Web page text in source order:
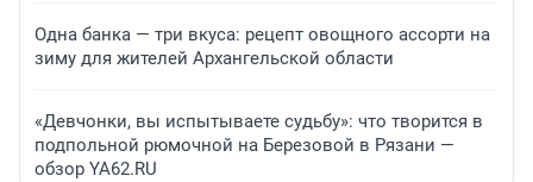
Одна банка — три вкуса: рецепт овощного ассорти на
зиму для жителей Архангельской области
«Девчонки, вы испытываете судьбу»: что творится в
подпольной рюмочной на Березовой в Рязани —
обзор YA62.RU